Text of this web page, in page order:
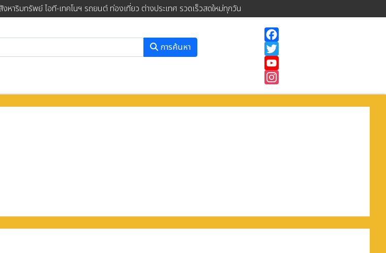
าริมทรัพย์ ไอที-เทคโนฯ รถยนต์ ท่องเที่ยว ต่างประเทศ รวดเร็วสดใหม่ทุกวัน
การค้นหา
Instagram